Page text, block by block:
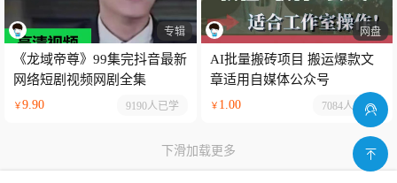
专辑
《龙域帝尊》99集完抖音最新
网络短剧视频网剧全集
￥9.90 9190人 已学
网盘
AI批量搬砖项目 搬运爆款文
章适用自媒体公众号
￥ 1.00 7084人已学
下滑加载更多